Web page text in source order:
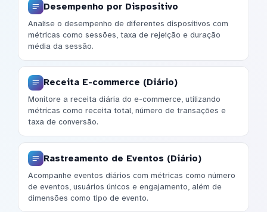
Desempenho por Dispositivo
Analise o desempenho de diferentes dispositivos com
métricas como sessões, taxa de rejeição e duração
média da sessão.
Receita E-commerce (Diário)
Monitore a receita diária do e-commerce, utilizando
métricas como receita total, número de transações e
taxa de conversão.
Rastreamento de Eventos (Diário)
Acompanhe eventos diários com métricas como número
de eventos, usuários únicos e engajamento, além de
dimensões como tipo de evento.